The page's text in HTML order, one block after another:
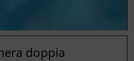
doppia